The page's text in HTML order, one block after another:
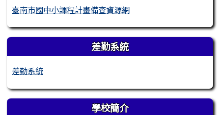
臺南市國中小課程計畫備查資源網
差勤系統
差勤系統
學校簡介